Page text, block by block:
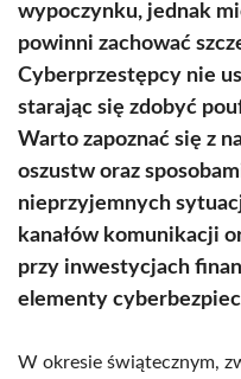
wypoczynku, jednak
powinni zachować
Cyberprzestępcy nie
starając się zdobyć
Warto zapoznać się z
oszustw oraz
nieprzyjemnych
kanałów komunikacji
przy inwestycjach
elementy
W okresie świątecznym,